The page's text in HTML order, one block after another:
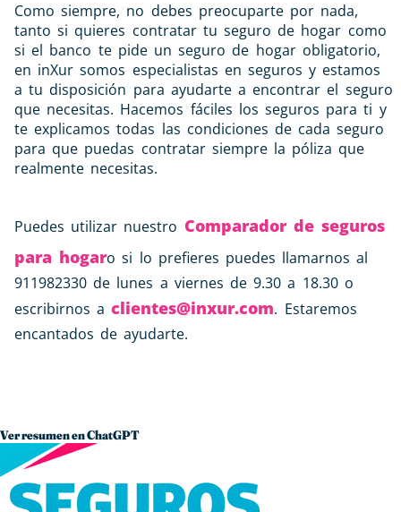
Como siempre, no debes preocuparte por nada,
tanto si quieres contratar tu seguro de hogar como
si el banco te pide un seguro de hogar obligatorio,
en inXur somos especialistas en seguros y estamos
a tu disposición para ayudarte a encontrar el seguro
que necesitas. Hacemos fáciles los seguros para ti y
te explicamos todas las condiciones de cada seguro
para que puedas contratar siempre la póliza que
realmente necesitas.
Puedes utilizar nuestro Comparador de seguros
para hogaro si lo prefieres puedes llamarnos al
911982330 de lunes a viernes de 9.30 a 18.30 o
escribirnos aclientes@inxur.com. Estaremos
encantados de ayudarte.
Ver resumen en ChatGPT